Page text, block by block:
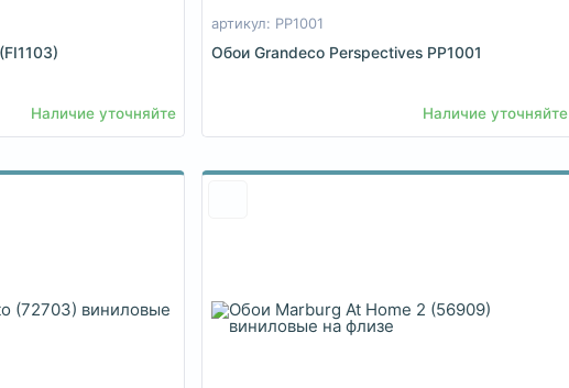
Наличие уточняйте
артикул: PP1001
Обои Grandeco Perspectives PP1001
Наличие уточняйте